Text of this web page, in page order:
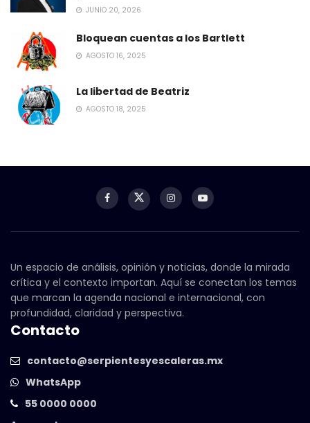
JUNIO 20, 2026
Bloquean cuentas a los Bartlett
AGOSTO 16, 2025
La libertad de Beatriz
AGOSTO 18, 2025
Un espacio de análisis, opinión y noticias, donde la mirada
crítica y el contexto importan. Aquí se conectan los temas
que marcan la agenda nacional e internacional, con
profundidad, claridad y perspectiva.
Contacto
contacto@serpientesyescaleras.mx
WhatsApp
55 0000 0000